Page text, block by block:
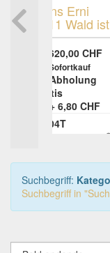
ist
1997
Erni
Brötli-
Silber
65,00
Sofortkauf
+ 3,90
Versand
Suchbegriff:
Suchbegriff in